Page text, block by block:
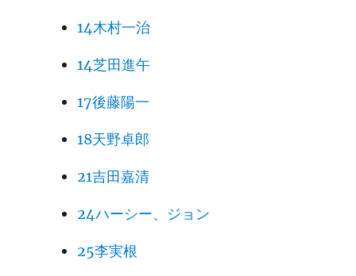
14木村一治
14芝田進午
17後藤陽一
18天野卓郎
21吉田嘉清
24ハーシー、ジョン
25李実根